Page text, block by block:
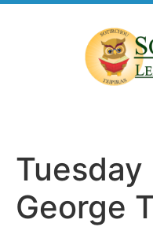
Tuesday
George